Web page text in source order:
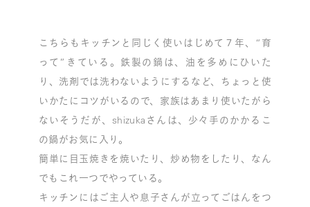
こちらもキッチンと同じく使いはじめて７年、“育
って”きている。鉄製の鍋は、油を多めにひいた
り、洗剤では洗わないようにするなど、ちょっと使
いかたにコツがいるので、家族はあまり使いたがら
ないそうだが、shizukaさんは、少々手のかかるこ
の鍋がお気に入り。
簡単に目玉焼きを焼いたり、炒め物をしたり、なん
でもこれ一つでやっている。
キッチンにはご主人や息子さんが立ってごはんをつ